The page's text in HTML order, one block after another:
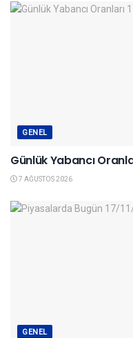
GENEL
Günlük Yabancı
7 AĞUSTOS 2026
GENEL